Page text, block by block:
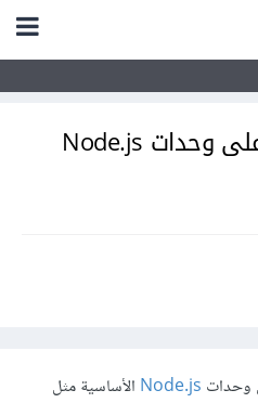
تعرف على وحدات Node.js
وحدات Node.js الأساسية مثل